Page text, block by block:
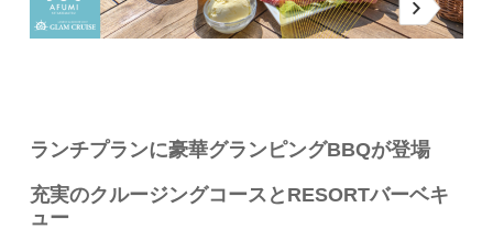
ランチプランに豪華グランピングBBQが登場
充実のクルージングコースとRESORTバーベキ
ュー